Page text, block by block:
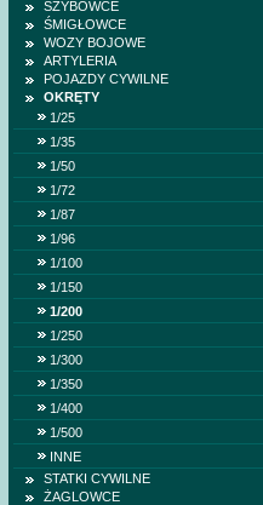
SZYBOWCE
ŚMIGŁOWCE
WOZY BOJOWE
ARTYLERIA
POJAZDY CYWILNE
OKRĘTY
1/25
1/35
1/50
1/72
1/87
1/96
1/100
1/150
1/200
1/250
1/300
1/350
1/400
1/500
INNE
STATKI CYWILNE
ŻAGLOWCE